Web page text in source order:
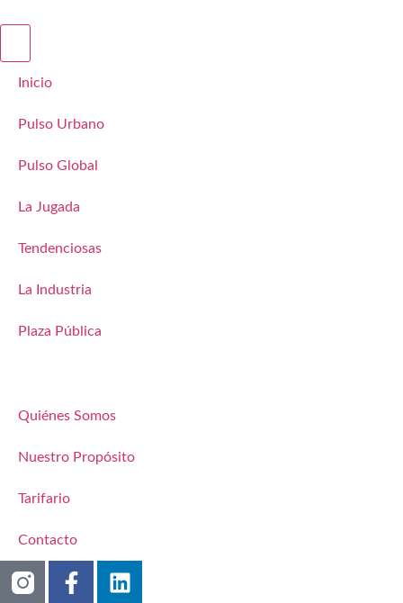
Inicio
Pulso Urbano
Pulso Global
La Jugada
Tendenciosas
La Industria
Plaza Pública
Quiénes Somos
Nuestro Propósito
Tarifario
Contacto